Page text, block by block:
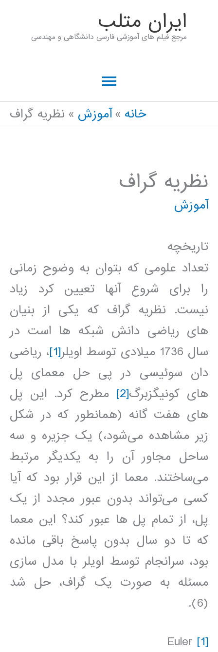
ايران متلب
مرجع فیلم های آموزشی فارسی دانشگاهی و مهندسی
فهرست
اصلی خانه آموزش نظریه گراف
نظریه گراف
آموزش
تاریخچه
تعداد علومی که بتوان به وضوح زمانی
را برای شروع آنها تعیین کرد زیاد
نیست. نظریه گراف که یکی از بنیان
های ریاضی دانش شبکه ها است در
سال 1736 میلادی توسط اویلر
[1] ، ریاضی
دان سوئیسی در پی حل معمای پل
های کونیگزبرگ[2]
مطرح کرد. این پل
های هفت گانه (همانطور که در شکل
زیر مشاهده می‌شود،) یک جزیره و سه
ساحل مجاور آن را به یکدیگر مرتبط
می‌ساختند. معما از این قرار بود که آیا
کسی می‌تواند بدون عبور مجدد از یک
پل، از تمام پل ها عبور کند؟ این معما
که تا دو سال بدون پاسخ باقی مانده
بود، سرانجام توسط اویلر با مدل سازی
مسئله به صورت یک گراف، حل شد
(6).
[1]